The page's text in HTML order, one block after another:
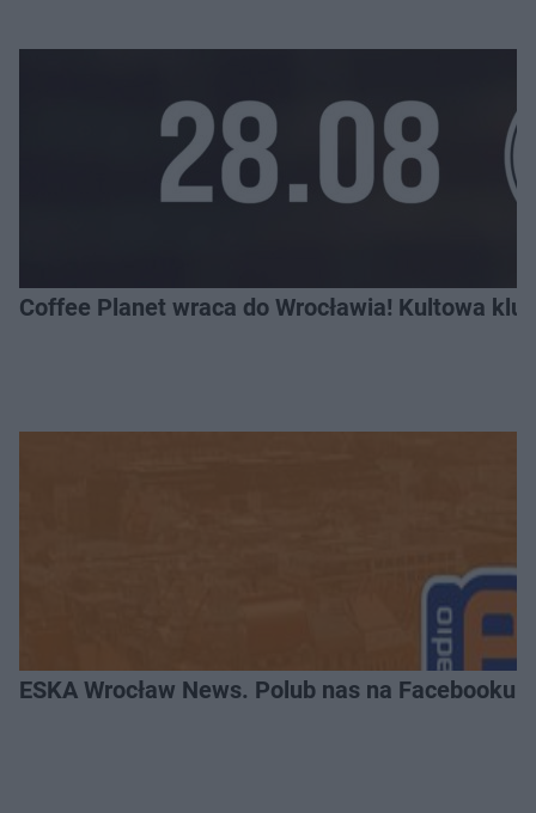
Coffee Planet wraca do Wrocławia! Kultowa
ESKA Wrocław News. Polub nas na Facebooku!